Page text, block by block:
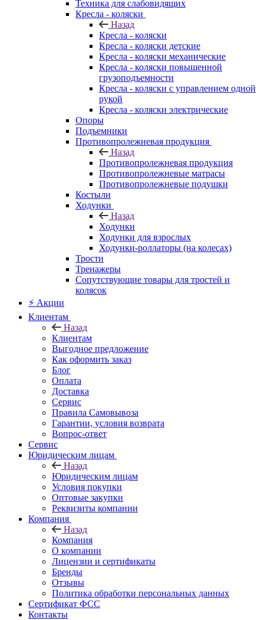
Техника для слабовидящих
Кресла - коляски
Назад
Кресла - коляски
Кресла - коляски детские
Кресла - коляски механические
Кресла - коляски повышенной
грузоподъемности
Кресла - коляски с управлением одной
рукой
Кресла - коляски электрические
Опоры
Подъемники
Противопролежневая продукция
Назад
Противопролежневая продукция
Противопролежневые матрасы
Противопролежневые подушки
Костыли
Ходунки
Назад
Ходунки
Ходунки для взрослых
Ходунки-роллаторы (на колесах)
Трости
Тренажеры
Сопутствующие товары для тростей и
колясок
⚡ Акции
Клиентам
Назад
Клиентам
Выгодное предложение
Как оформить заказ
Блог
Оплата
Доставка
Сервис
Правила Самовывоза
Гарантии, условия возврата
Вопрос-ответ
Сервис
Юридическим лицам
Назад
Юридическим лицам
Условия покупки
Оптовые закупки
Реквизиты компании
Компания
Назад
Компания
О компании
Лицензии и сертификаты
Бренды
Отзывы
Политика обработки персональных данных
Сертификат ФСС
Контакты